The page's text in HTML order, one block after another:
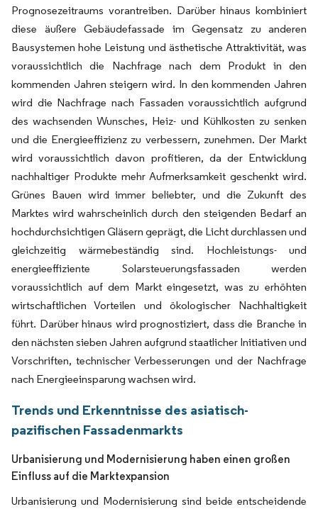
Prognosezeitraums vorantreiben. Darüber hinaus kombiniert
diese äußere Gebäudefassade im Gegensatz zu anderen
Bausystemen hohe Leistung und ästhetische Attraktivität, was
voraussichtlich die Nachfrage nach dem Produkt in den
kommenden Jahren steigern wird. In den kommenden Jahren
wird die Nachfrage nach Fassaden voraussichtlich aufgrund
des wachsenden Wunsches, Heiz- und Kühlkosten zu senken
und die Energieeffizienz zu verbessern, zunehmen. Der Markt
wird voraussichtlich davon profitieren, da der Entwicklung
nachhaltiger Produkte mehr Aufmerksamkeit geschenkt wird.
Grünes Bauen wird immer beliebter, und die Zukunft des
Marktes wird wahrscheinlich durch den steigenden Bedarf an
hochdurchsichtigen Gläsern geprägt, die Licht durchlassen und
gleichzeitig wärmebeständig sind. Hochleistungs- und
energieeffiziente Solarsteuerungsfassaden werden
voraussichtlich auf dem Markt eingesetzt, was zu erhöhten
wirtschaftlichen Vorteilen und ökologischer Nachhaltigkeit
führt. Darüber hinaus wird prognostiziert, dass die Branche in
den nächsten sieben Jahren aufgrund staatlicher Initiativen und
Vorschriften, technischer Verbesserungen und der Nachfrage
nach Energieeinsparung wachsen wird.
Trends und Erkenntnisse des asiatisch-
pazifischen Fassadenmarkts
Urbanisierung und Modernisierung haben einen großen
Einfluss auf die Marktexpansion
Urbanisierung und Modernisierung sind beide entscheidende